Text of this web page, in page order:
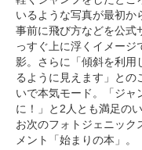
いるような写真が最初か
事前に飛び方などを公式
っすぐ上に浮くイメージ
影。さらに「傾斜を利用
るように見えます」との
いで本気モード。「ジャ
に！」と2人とも満足の
お次のフォトジェニック
メント「始まりの本」